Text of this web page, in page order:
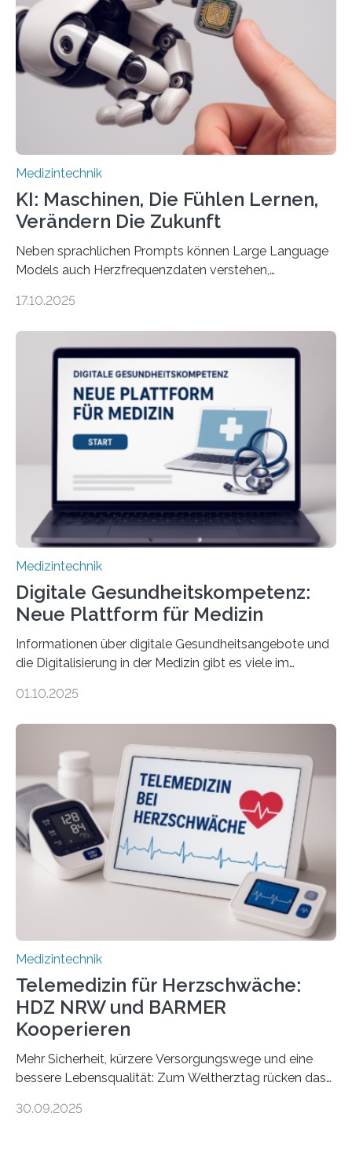
sowie die KI-gestützte Datenauswertung. Das Ziel ist
die Entwicklung eines berührungslosen
Assistenzsystems, das den Zustand der Person
kontinuierlich erfasst, pflegende Personen unterstützt
und in Notfällen selbstständig Alarm schlägt. „Die Idee
Medizintechnik
KI: Maschinen, Die Fühlen Lernen,
Verändern Die Zukunft
Neben sprachlichen Prompts können Large Language
Models auch Herzfrequenzdaten verstehen,
haben Dr. Morris Gellisch, ehemals an der Ruhr-
und Boris Burr von der Ruhr-Universität Bochum in
einem Experiment nachgewiesen. Sie entwickelten
dafür eine technische Schnittstelle, über die
physiologische Daten in Echtzeit an das Sprachmodell
übermittelt werden können. Die Künstliche Intelligenz
kann dadurch auch die Sprache des Körpers
einbeziehen, auf die Menschen keinen bewussten
Einfluss nehmen. Das eröffnet…
17.10.2025
Medizintechnik
Digitale Gesundheitskompetenz:
Neue Plattform für Medizin
Informationen über digitale Gesundheitsangebote und
die Digitalisierung in der Medizin gibt es viele im
seriösen und wissenschaftlich abgesicherten Inhalten?
Forscherinnen der Technischen Universität Dresden
(TUD) richtet sich das Portal sowohl an Patientinnen
und Patienten, aber ebenso an medizinisches
Fachpersonal. Für all diese Zielgruppen bietet sie
speziell zugeschnittene Informationen, um deren
digitale Gesundheitskompetenz zu steigern. MiHUBx ist
01.10.2025
Medizintechnik
Telemedizin für Herzschwäche:
HDZ NRW und BARMER
Kooperieren
Mehr Sicherheit, kürzere Versorgungswege und eine
bessere Lebensqualität: Zum Weltherztag rücken das
Oeynhausen, und die BARMER die Bedürfnisse von
30.09.2025